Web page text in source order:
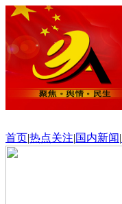
首页|热点关注|国内新闻|